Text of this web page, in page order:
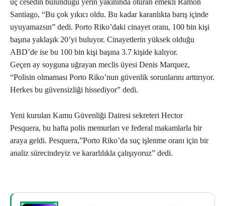
üç cesedin bulunduğu yerin yakınında oturan emekli Ramon
Santiago, “Bu çok yıkıcı oldu. Bu kadar karanlıkta barış içinde
uyuyamazsın” dedi. Porto Riko’daki cinayet oranı, 100 bin kişi
başına yaklaşık 20’yi buluyor. Cinayetlerin yüksek olduğu
ABD’de ise bu 100 bin kişi başına 3.7 kişide kalıyor.
Geçen ay soyguna uğrayan meclis üyesi Denis Marquez,
“Polisin olmaması Porto Riko’nun güvenlik sorunlarını arttırıyor.
Herkes bu güvensizliği hissediyor” dedi.
Yeni kurulan Kamu Güvenliği Dairesi sekreteri Hector
Pesquera, bu hafta polis memurları ve federal makamlarla bir
araya geldi. Pesquera,”Porto Riko’da suç işlenme oranı için bir
analiz sürecindeyiz ve kararlılıkla çalışıyoruz” dedi.